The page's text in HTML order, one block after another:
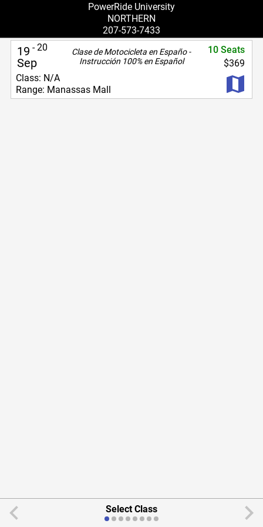
PowerRide University
NORTHERN
207-573-7433
19
Sep
-20
Clase de Motocicleta en Españo -
Instrucción 100% en Español
10Seats
$369
Class: N/A
Range: Manassas Mall
Select Class